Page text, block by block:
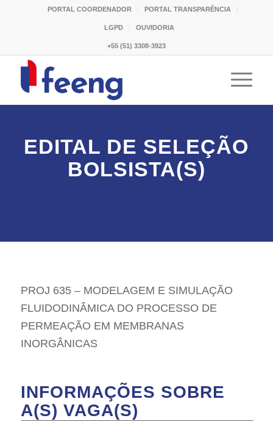
PORTAL COORDENADOR PORTAL TRANSPARÊNCIA
LGPD OUVIDORIA
+55 (51) 3308-3923
EDITAL DE SELEÇÃO
BOLSISTA(S)
PROJ 635 – MODELAGEM E SIMULAÇÃO
FLUIDODINÂMICA DO PROCESSO DE
PERMEAÇÃO EM MEMBRANAS
INORGÂNICAS
INFORMAÇÕES SOBRE
A(S) VAGA(S)